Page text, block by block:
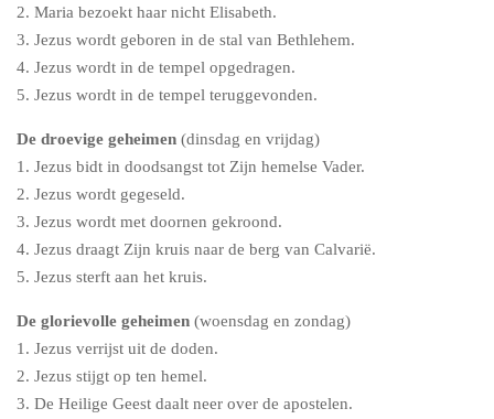
2. Maria bezoekt haar nicht Elisabeth.
3. Jezus wordt geboren in de stal van Bethlehem.
4. Jezus wordt in de tempel opgedragen.
5. Jezus wordt in de tempel teruggevonden.
De droevige geheimen (dinsdag en vrijdag)
1. Jezus bidt in doodsangst tot Zijn hemelse Vader.
2. Jezus wordt gegeseld.
3. Jezus wordt met doornen gekroond.
4. Jezus draagt Zijn kruis naar de berg van Calvarië.
5. Jezus sterft aan het kruis.
De glorievolle geheimen (woensdag en zondag)
1. Jezus verrijst uit de doden.
2. Jezus stijgt op ten hemel.
3. De Heilige Geest daalt neer over de apostelen.